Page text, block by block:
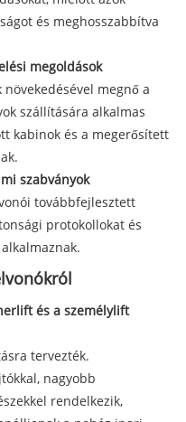
és meghosszabbítva
megoldások
megnő a
szállítására alkalmas
kabinok és a megerősített
szabványok
továbbfejlesztett
protokollokat és
és a személylift
tervezték.
nagyobb
rendelkezik,